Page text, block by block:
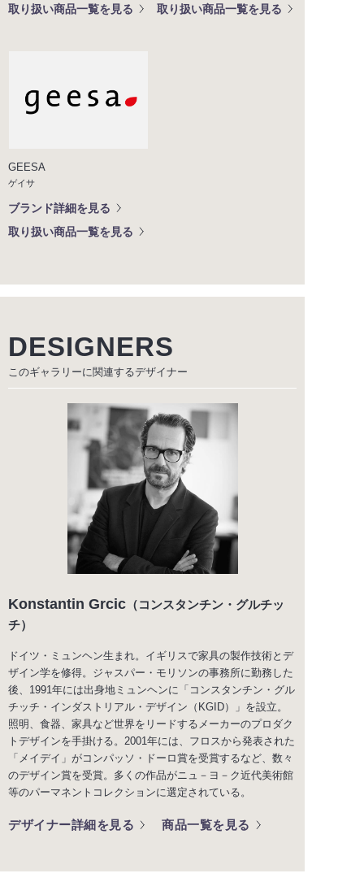
取り扱い商品一覧を見る 取り扱い商品一覧を見る
GEESA
ゲイサ
ブランド詳細を見る
取り扱い商品一覧を見る
DESIGNERS
このギャラリーに関連するデザイナー
Konstantin Grcic （コンスタンチン・グルチッ
チ）
ドイツ・ミュンヘン生まれ。イギリスで家具の製作技術とデ
ザイン学を修得。ジャスパー・モリソンの事務所に勤務した
後、1991年には出身地ミュンヘンに「コンスタンチン・グル
チッチ・インダストリアル・デザイン（KGID）」を設立。
照明、食器、家具など世界をリードするメーカーのプロダク
トデザインを手掛ける。2001年には、フロスから発表された
「メイデイ」がコンパッソ・ドーロ賞を受賞するなど、数々
のデザイン賞を受賞。多くの作品がニュ－ヨ－ク近代美術館
等のパーマネントコレクションに選定されている。
デザイナー詳細を見る 商品一覧を見る